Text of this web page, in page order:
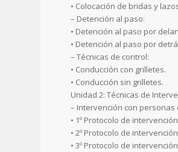
• Colocación de bridas y
– Detención al paso:
• Detención al paso por
• Detención al paso por
– Técnicas de control:
• Conducción con grilletes.
• Conducción sin grilletes.
Unidad 2: Técnicas de
– Intervención con
• 1º Protocolo de
• 2º Protocolo de
• 3º Protocolo de